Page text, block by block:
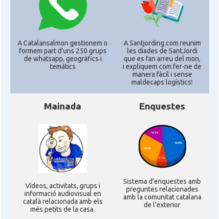
CAMON CATALANS A NEW YORK
CAMON Catalans a OKLAHOMA
Catalans a ORLANDO
Pennsylvania, USA
CAMON Catalans a PHOENIX
Catalans a Portland (OR)
CAMON Catalans a PROVIDENCE
A Catalansalmon gestionem o
formem part d'uns 250 grups
de whatsapp, geogràfics i
temàtics
A Santjording.com reunim
les diades de SantJordi
que es fan arreu del mon,
i expliquem com fer-ne de
manera fàcil i sense
maldecaps logí­stics!
Mainada
Ví­deos, activitats, grups i
informació audiovisual en
català relacionada amb els
més petits de la casa.
Enquestes
Sistema d'enquestes amb
preguntes relacionades
amb la comunitat catalana
de l'exterior